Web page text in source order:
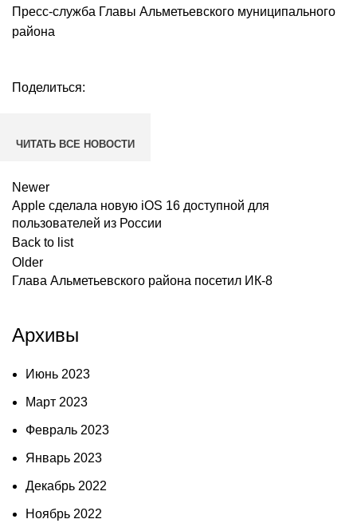
Пресс-служба Главы Альметьевского муниципального
района
Поделиться:
ЧИТАТЬ ВСЕ НОВОСТИ
Newer
Apple сделала новую iOS 16 доступной для
пользователей из России
Back to list
Older
Глава Альметьевского района посетил ИК-8
Архивы
Июнь 2023
Март 2023
Февраль 2023
Январь 2023
Декабрь 2022
Ноябрь 2022